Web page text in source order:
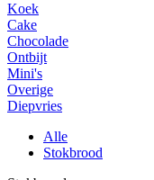
Koek
Cake
Chocolade
Ontbijt
Mini's
Overige
Diepvries
Alle
Stokbrood